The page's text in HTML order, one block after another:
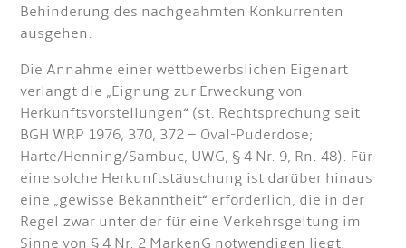
Behinderung des nachgeahmten Konkurrenten
ausgehen.
Die Annahme einer wettbewerbslichen Eigenart
verlangt die „Eignung zur Erweckung von
Herkunftsvorstellungen“ (st. Rechtsprechung seit
BGH WRP 1976, 370, 372 – Oval-Puderdose;
Harte/Henning/Sambuc, UWG, § 4 Nr. 9, Rn. 48). Für
eine solche Herkunftstäuschung ist darüber hinaus
eine „gewisse Bekanntheit“ erforderlich, die in der
Regel zwar unter der für eine Verkehrsgeltung im
Sinne von § 4 Nr. 2 MarkenG notwendigen liegt,